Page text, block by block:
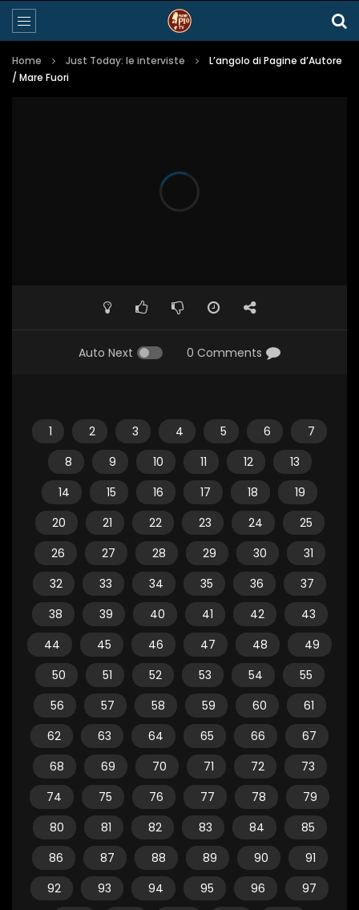
Home Just Today: le interviste
L’angolo di Pagine d’Autore
/ Mare Fuori
Auto Next 0 Comments
1 2 3 4 5 6
7
8
9 10 11 12
13
14
15 16 17 18
19
20
21 22 23 24
25
26
27 28 29 30
31
32
33 34 35 36
37
38
39 40 41 42
43
44
45 46 47 48
49
50
51 52 53 54
55
56
57 58 59 60
61
62
63 64 65 66
67
68
69 70 71 72
73
74
75 76 77 78
79
80
81 82 83 84
85
86
87 88 89 90
91
92
93 94 95 96
97